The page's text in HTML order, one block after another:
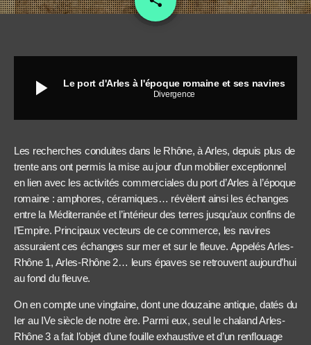
play_arrow Le port d'Arles à l'époque romaine et ses navires
Divergence
Les recherches conduites dans le Rhône, à Arles, depuis plus de
trente ans ont permis la mise au jour d’un mobilier exceptionnel
en lien avec les activités commerciales du port d’Arles à l’époque
romaine : amphores, céramiques… révèlent ainsi les échanges
entre la Méditerranée et l’intérieur des terres jusqu’aux confins de
l’Empire. Principaux vecteurs de ce commerce, les navires
assuraient ces échanges sur mer et sur le fleuve. Appelés Arles-
Rhône 1, Arles-Rhône 2… leurs épaves se retrouvent aujourd’hui
au fond du fleuve.
On en compte une vingtaine, dont une douzaine antique, datés du
Ier au IVe siècle de notre ère. Parmi eux, seul le chaland Arles-
Rhône 3 a fait l’objet d’une fouille exhaustive et d’un renflouage